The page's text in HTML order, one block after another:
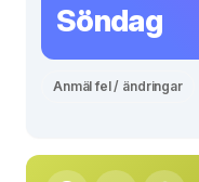
Söndag
Anmäl fel / ändringar